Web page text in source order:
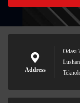
Address
Odası